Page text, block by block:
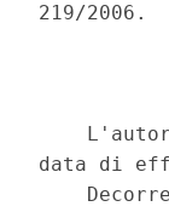
219/2006.
data di